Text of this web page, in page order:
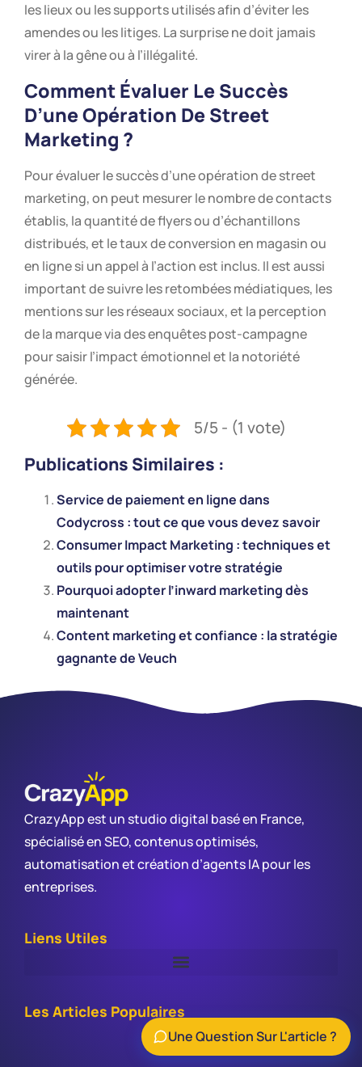
les lieux ou les supports utilisés afin d’éviter les
amendes ou les litiges. La surprise ne doit jamais
virer à la gêne ou à l’illégalité.
Comment Évaluer Le Succès
D’une Opération De Street
Marketing ?
Pour évaluer le succès d’une opération de street
marketing, on peut mesurer le nombre de contacts
établis, la quantité de flyers ou d’échantillons
distribués, et le taux de conversion en magasin ou
en ligne si un appel à l’action est inclus. Il est aussi
important de suivre les retombées médiatiques, les
mentions sur les réseaux sociaux, et la perception
de la marque via des enquêtes post-campagne
pour saisir l’impact émotionnel et la notoriété
générée.
5/5 - (1 vote)
Publications Similaires :
Service de paiement en ligne dans
Codycross : tout ce que vous devez savoir
Consumer Impact Marketing : techniques et
outils pour optimiser votre stratégie
Pourquoi adopter l’inward marketing dès
maintenant
Content marketing et confiance : la stratégie
gagnante de Veuch
CrazyApp est un studio digital basé en France,
spécialisé en SEO, contenus optimisés,
automatisation et création d’agents IA pour les
entreprises.
Liens Utiles
Les Articles Populaires
Une Question Sur L'article ?